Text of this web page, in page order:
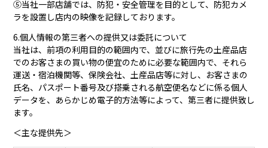
⑤当社一部店舗では、防犯・安全管理を目的として、防犯カメ
ラを設置し店内の映像を記録しております。
6.個人情報の第三者への提供又は委託について
当社は、前項の利用目的の範囲内で、並びに旅行先の土産品店
でのお客さまの買い物の便宜のために必要な範囲内で、それら
運送・宿泊機関等、保険会社、土産品店等に対し、お客さまの
氏名、パスポート番号及び搭乗される航空便名などに係る個人
データを、あらかじめ電子的方法等によって、第三者に提供致し
ます。
＜主な提供先＞